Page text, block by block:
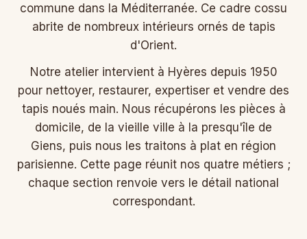
commune dans la Méditerranée. Ce cadre cossu
abrite de nombreux intérieurs ornés de tapis
d'Orient.
Notre atelier intervient à Hyères depuis 1950
pour nettoyer, restaurer, expertiser et vendre des
tapis noués main. Nous récupérons les pièces à
domicile, de la vieille ville à la presqu'île de
Giens, puis nous les traitons à plat en région
parisienne. Cette page réunit nos quatre métiers ;
chaque section renvoie vers le détail national
correspondant.